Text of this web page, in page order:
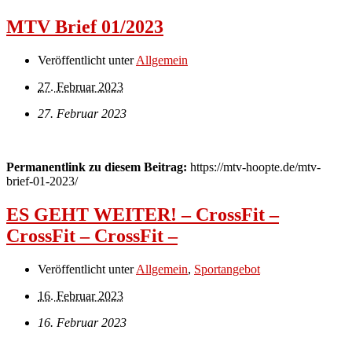
MTV Brief 01/2023
Veröffentlicht unterAllgemein
27. Februar 2023
27. Februar 2023
Permanentlink zu diesem Beitrag: https://mtv-hoopte.de/mtv-
brief-01-2023/
ES GEHT WEITER! – CrossFit –
CrossFit – CrossFit –
Veröffentlicht unterAllgemein, Sportangebot
16. Februar 2023
16. Februar 2023